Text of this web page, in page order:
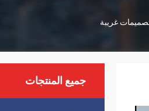
جميع المنتجات